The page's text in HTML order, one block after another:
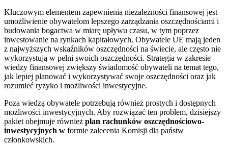
Kluczowym elementem zapewnienia niezależności finansowej jest
umożliwienie obywatelom lepszego zarządzania oszczędnościami i
budowania bogactwa w miarę upływu czasu, w tym poprzez
inwestowanie na rynkach kapitałowych. Obywatele UE mają jeden
z najwyższych wskaźników oszczędności na świecie, ale często nie
wykorzystują w pełni swoich oszczędności. Strategia w zakresie
wiedzy finansowej zwiększy świadomość obywateli na temat tego,
jak lepiej planować i wykorzystywać swoje oszczędności oraz jak
rozumieć ryzyko i możliwości inwestycyjne.
Poza wiedzą obywatele potrzebują również prostych i dostępnych
możliwości inwestycyjnych. Aby rozwiązać ten problem, dzisiejszy
pakiet obejmuje również plan rachunków oszczędnościowo-
inwestycyjnych w formie zalecenia Komisji dla państw
członkowskich.